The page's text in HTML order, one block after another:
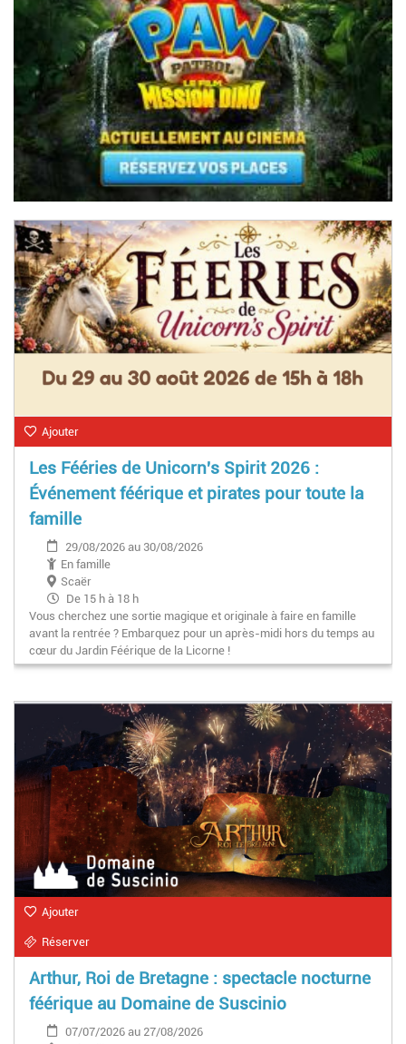
Ajouter
Les Fééries de Unicorn's Spirit 2026 :
Événement féérique et pirates pour toute la
famille
29/08/2026 au 30/08/2026
En famille
Scaër
De 15 h à 18 h
Vous cherchez une sortie magique et originale à faire en famille
avant la rentrée ? Embarquez pour un après-midi hors du temps au
cœur du Jardin Féérique de la Licorne !
Ajouter
Réserver
Arthur, Roi de Bretagne : spectacle nocturne
féérique au Domaine de Suscinio
07/07/2026 au 27/08/2026